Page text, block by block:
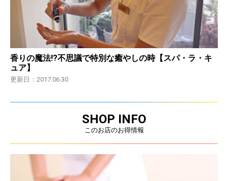
香りの魔法!?不思議で特別な癒やしの時【スパ・ラ・キ
ュア】
更新日：2017.06.30
SHOP INFO
このお店のお得情報